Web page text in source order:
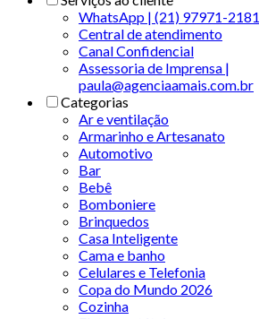
WhatsApp | (21) 97971-2181
Central de atendimento
Canal Confidencial
Assessoria de Imprensa |
paula@agenciaamais.com.br
Categorias
Ar e ventilação
Armarinho e Artesanato
Automotivo
Bar
Bebê
Bomboniere
Brinquedos
Casa Inteligente
Cama e banho
Celulares e Telefonia
Copa do Mundo 2026
Cozinha